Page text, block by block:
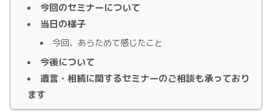
今回のセミナーについて
当日の様子
今回、あらためて感じたこと
今後について
遺言・相続に関するセミナーのご相談も承っており
ます